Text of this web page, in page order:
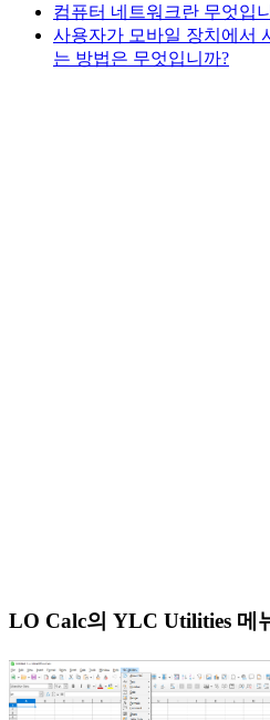
컴퓨터 네트워크란 무엇입
사용자가 모바일 장치에서
는 방법은 무엇입니까?
LO Calc의 YLC Utilities 메